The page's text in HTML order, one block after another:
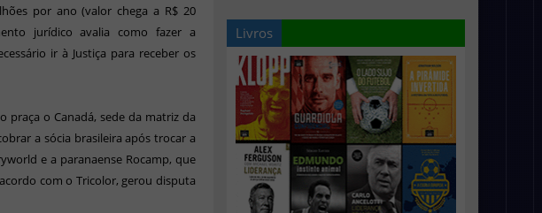
por ano (valor chega a R$ 20
jurídico avalia como fazer a
ir à Justiça para receber os
praça o Canadá, sede da matriz da
a sócia brasileira após trocar a
e a paranaense Rocamp, que
com o Tricolor, gerou disputa
Livros